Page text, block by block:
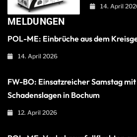
14. April
MELDUNGEN
POL-ME: Einbrüche aus dem
14. April 2026
FW-BO: Einsatzreicher Samstag
Schadenslagen in Bochum
12. April 2026